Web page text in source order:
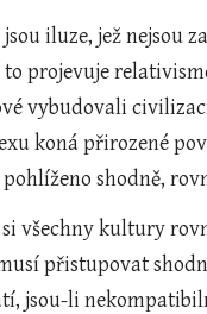
jsou iluze, jež nejsou
to projevuje
vybudovali
koná přirozené
shodně,
všechny kultury
přistupovat
jsou-li